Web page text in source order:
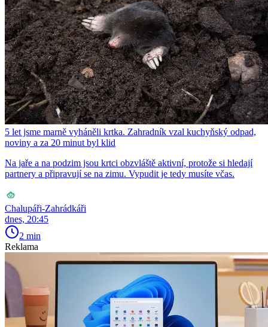
5 let jsme marně vyháněli krtka. Zahradník vzal kuchyňský odpad,
noviny a za 20 minut byl klid
Na jaře a na podzim jsou krtci obzvláště aktivní, protože si hledají
partnery a připravují se na zimu. Vypudit je tedy musíte včas.
Chalupáři-Zahrádkáři
dnes, 20:45
2 min
Reklama